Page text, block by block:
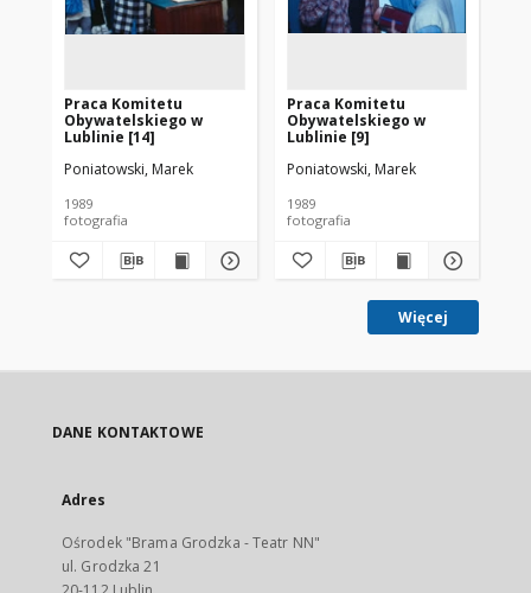
Praca Komitetu
Obywatelskiego w
Lublinie [14]
Poniatowski, Marek
1989
fotografia
Praca Komitetu
Obywatelskiego w
Lublinie [9]
Poniatowski, Marek
1989
fotografia
Więcej
DANE KONTAKTOWE
Adres
Ośrodek "Brama Grodzka - Teatr NN"
ul. Grodzka 21